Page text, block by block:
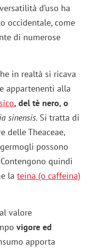
d’uso ha
occidentale, come
di numerose
in realtà si ricava
appartenenti alla
, del tè nero, o
sinensis. Si tratta di
delle Theaceae,
possono
quindi
la teina (o caffeina)
valore
vigore ed
apporta